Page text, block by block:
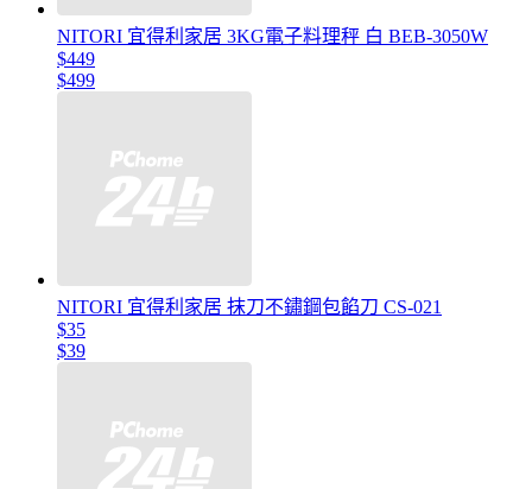
NITORI 宜得利家居 3KG電子料理秤 白 BEB-3050W
$449
$499
NITORI 宜得利家居 抹刀不鏽鋼包餡刀 CS-021
$35
$39